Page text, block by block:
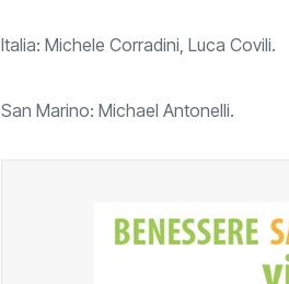
Italia: Michele Corradini, Luca Covili.
San Marino: Michael Antonelli.